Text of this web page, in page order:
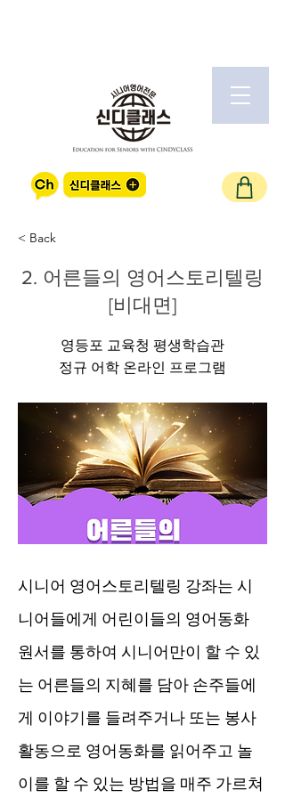
< Back
2. 어른들의 영어스토리텔링
[비대면]
영등포 교육청 평생학습관
정규 어학 온라인 프로그램
시니어 영어스토리텔링 강좌는 시
니어들에게 어린이들의 영어동화
원서를 통하여 시니어만이 할 수 있
는 어른들의 지혜를 담아 손주들에
게 이야기를 들려주거나 또는 봉사
활동으로 영어동화를 읽어주고 놀
이를 할 수 있는 방법을 매주 가르쳐